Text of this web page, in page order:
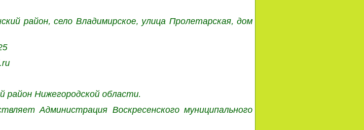
район, село Владимирское, улица Пролетарская, дом
район Нижегородской области.
Администрация Воскресенского муниципального